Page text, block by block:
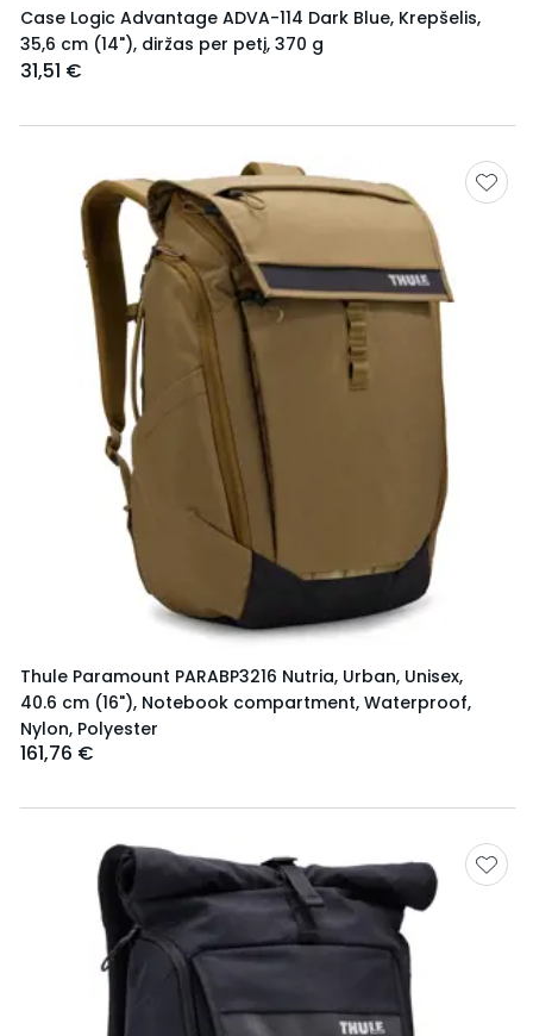
Case Logic Advantage ADVA-114 Dark Blue, Krepšelis,
35,6 cm (14"), diržas per petį, 370 g
31,51 €
Thule Paramount PARABP3216 Nutria, Urban, Unisex,
40.6 cm (16"), Notebook compartment, Waterproof,
Nylon, Polyester
161,76 €